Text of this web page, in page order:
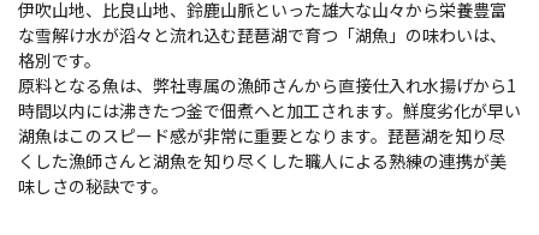
伊吹山地、比良山地、鈴鹿山脈といった雄大な山々から栄養豊富
な雪解け水が滔々と流れ込む琵琶湖で育つ「湖魚」の味わいは、
格別です。
原料となる魚は、弊社専属の漁師さんから直接仕入れ水揚げから1
時間以内には沸きたつ釜で佃煮へと加工されます。鮮度劣化が早い
湖魚はこのスピード感が非常に重要となります。琵琶湖を知り尽
くした漁師さんと湖魚を知り尽くした職人による熟練の連携が美
味しさの秘訣です。